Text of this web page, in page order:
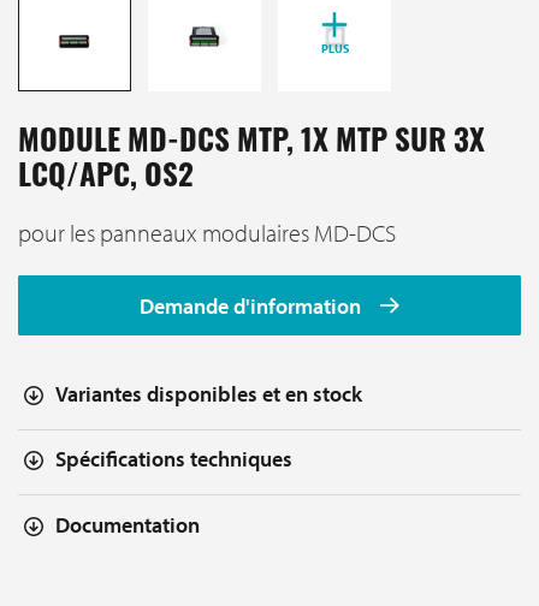
PLUS
MODULE MD-DCS MTP, 1X MTP SUR 3X
LCQ/APC, OS2
pour les panneaux modulaires MD-DCS
Demande d'information
Variantes disponibles et en stock
Spécifications techniques
Documentation